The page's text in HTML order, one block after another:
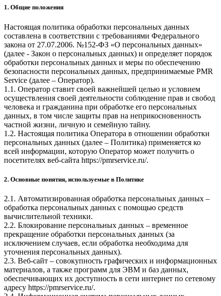
1. Общие положения
Настоящая политика обработки персональных данных
составлена в соответствии с требованиями Федерального
закона от 27.07.2006. №152-ФЗ «О персональных данных»
(далее - Закон о персональных данных) и определяет порядок
обработки персональных данных и меры по обеспечению
безопасности персональных данных, предпринимаемые PMR
Service (далее – Оператор).
1.1. Оператор ставит своей важнейшей целью и условием
осуществления своей деятельности соблюдение прав и свобод
человека и гражданина при обработке его персональных
данных, в том числе защиты прав на неприкосновенность
частной жизни, личную и семейную тайну.
1.2. Настоящая политика Оператора в отношении обработки
персональных данных (далее – Политика) применяется ко
всей информации, которую Оператор может получить о
посетителях веб-сайта https://pmrservice.ru/.
2. Основные понятия, используемые в Политике
2.1. Автоматизированная обработка персональных данных –
обработка персональных данных с помощью средств
вычислительной техники.
2.2. Блокирование персональных данных – временное
прекращение обработки персональных данных (за
исключением случаев, если обработка необходима для
уточнения персональных данных).
2.3. Веб-сайт – совокупность графических и информационных
материалов, а также программ для ЭВМ и баз данных,
обеспечивающих их доступность в сети интернет по сетевому
адресу https://pmrservice.ru/.